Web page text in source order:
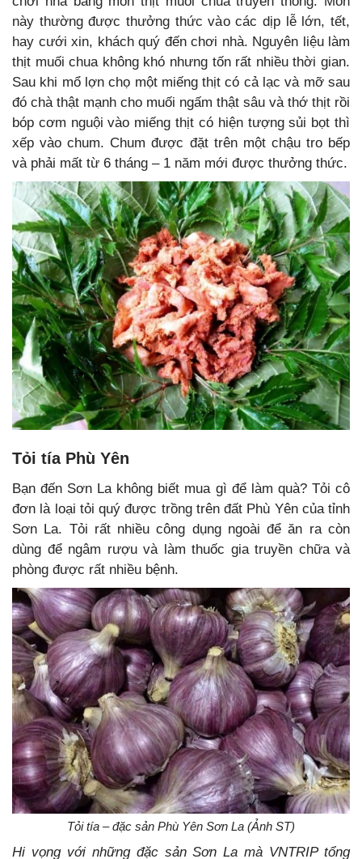
này thường được thưởng thức vào các dịp lễ lớn, tết,
hay cưới xin, khách quý đến chơi nhà. Nguyên liệu làm
thịt muối chua không khó nhưng tốn rất nhiều thời gian.
Sau khi mổ lợn chọ một miếng thịt có cả lạc và mỡ sau
đó chà thật mạnh cho muối ngấm thật sâu và thớ thịt rồi
bóp cơm nguội vào miếng thịt có hiện tượng sủi bọt thì
xếp vào chum. Chum được đặt trên một chậu tro bếp
và phải mất từ 6 tháng – 1 năm mới được thưởng thức.
Tỏi tía Phù Yên
Bạn đến Sơn La không biết mua gì để làm quà? Tỏi cô
đơn là loại tỏi quý được trồng trên đất Phù Yên của tỉnh
Sơn La. Tỏi rất nhiều công dụng ngoài để ăn ra còn
dùng để ngâm rượu và làm thuốc gia truyền chữa và
phòng được rất nhiều bệnh.
Tỏi tía – đặc sản Phù Yên Sơn La (Ảnh ST)
Hi vọng với những đặc sản Sơn La mà VNTRIP tổng